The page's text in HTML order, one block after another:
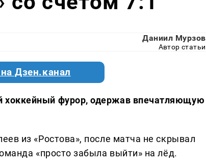
Даниил Мурзов
Автор статьи
Дзен.канал
хоккейный фурор, одержав впечатляющую
из «Ростова», после матча не скрывал
«просто забыла выйти» на лёд.